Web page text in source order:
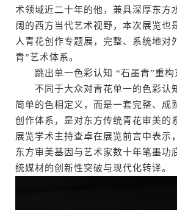
术领域近二十年的他，兼具深厚东方
阔的西方当代艺术视野，本次展览也
人青花创作专题展，完整、系统地对
青”艺术体系。
跳出单一色彩认知 “石墨青”重构
不同于大众对青花单一的色彩认
简单的色相定义，而是一套完整、成
创作体系，是对东方传统青花审美的
展览学术主持查卓在展览前言中表示
东方审美基因与艺术家数十年笔墨功
统媒材的创新性突破与现代化转译。